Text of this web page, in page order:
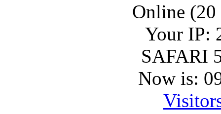
Online (20
Your IP:
SAFARI
Now is: